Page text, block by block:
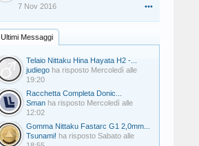
7 Nov 2016
•••
Ultimi Messaggi
Telaio Nittaku Hina Hayata H2 -...
judiego ha risposto Mercoledì alle
19:20
Racchetta Completa Donic...
Sman ha risposto Mercoledì alle
12:02
Gomma Nittaku Fastarc G1 2,0mm...
Tsunami! ha risposto Sabato alle